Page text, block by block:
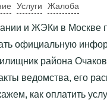
Услуги Жалоба
и ЖЭКи в Москве
официальную
района
ведомства, его
как оплатить